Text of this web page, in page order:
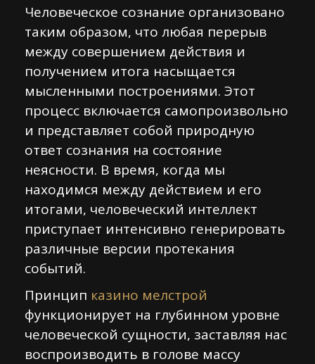
Человеческое сознание организовано
таким образом, что любая перерыв
между совершением действия и
получением итога насыщается
мысленными построениями. Этот
процесс включается самопроизвольно
и представляет собой природную
ответ сознания на состояние
неясности. В время, когда мы
находимся между действием и его
итогами, человеческий интеллект
приступает интенсивно генерировать
различные версии протекания
событий.
Принцип казино мелстрой
функционирует на глубинном уровне
человеческой сущности, заставляя нас
воспроизводить в голове массу